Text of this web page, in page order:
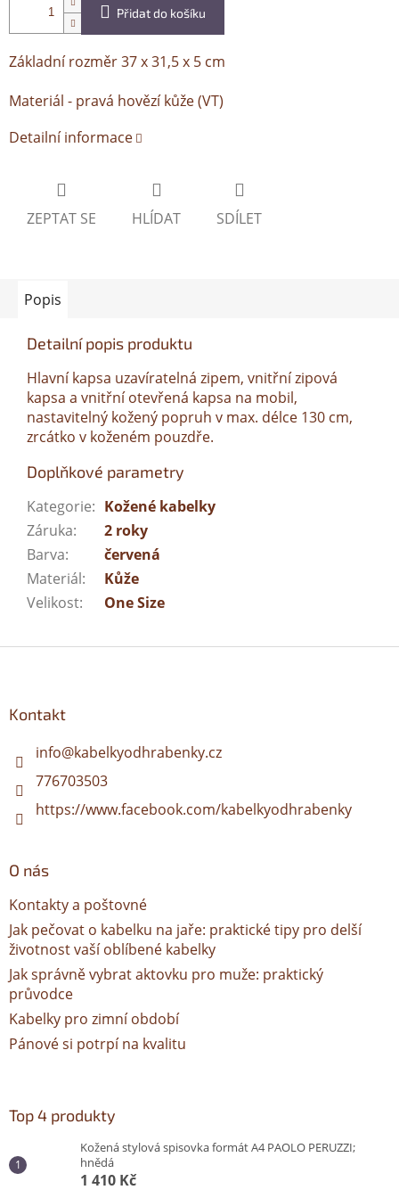
Přidat do košíku
Základní rozměr 37 x 31,5 x 5 cm
Materiál - pravá hovězí kůže (VT)
Detailní informace
ZEPTAT SE HLÍDAT SDÍLET
Popis
Detailní popis produktu
Hlavní kapsa uzavíratelná zipem, vnitřní zipová
kapsa a vnitřní otevřená kapsa na mobil,
nastavitelný kožený popruh v max. délce 130 cm,
zrcátko v koženém pouzdře.
Doplňkové parametry
Kategorie: Kožené kabelky
Záruka:
2 roky
Barva:
červená
Materiál:
Kůže
Velikost: One Size
Kontakt
info@kabelkyodhrabenky.cz
776703503
https://www.facebook.com/kabelkyodhrabenky
O nás
Kontakty a poštovné
Jak pečovat o kabelku na jaře: praktické tipy pro delší
životnost vaší oblíbené kabelky
Jak správně vybrat aktovku pro muže: praktický
průvodce
Kabelky pro zimní období
Pánové si potrpí na kvalitu
Top 4 produkty
Kožená stylová spisovka formát A4 PAOLO PERUZZI;
hnědá
1 410 Kč